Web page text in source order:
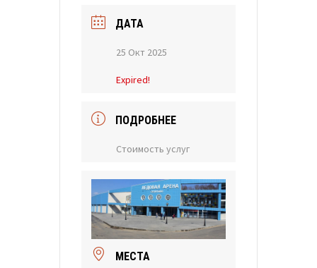
ДАТА
25 Окт 2025
Expired!
ПОДРОБНЕЕ
Стоимость услуг
МЕСТА